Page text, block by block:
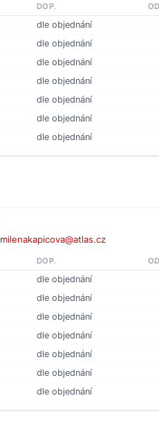
DOP.
dle objednání
dle objednání
dle objednání
dle objednání
dle objednání
dle objednání
dle objednání
milenakapicova@atlas.cz
DOP.
dle objednání
dle objednání
dle objednání
dle objednání
dle objednání
dle objednání
dle objednání